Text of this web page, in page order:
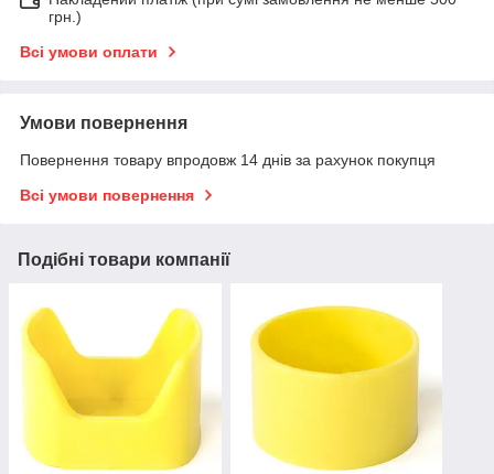
грн.)
Всі умови оплати
Умови повернення
Повернення товару впродовж 14 днів за рахунок покупця
Всі умови повернення
Подібні товари компанії